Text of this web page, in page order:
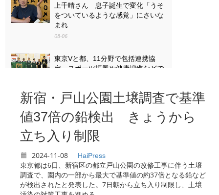
上千晴さん 息子誕生で変化「うそ
をついているような感覚」にさいな
まれ
08-06
東京Vと都、11分野で包括連携協
定 スポーツ振興や健康増進などで
「戦争は失うものが大きすぎる」
八王子・「湯の花トンネル」列車銃
撃の遺族と向き合った13歳の思い
08-06
新宿・戸山公園土壌調査で基準
値37倍の鉛検出 きょうから
立ち入り制限
2024-11-08 HaiPress
東京都は6日、新宿区の都立戸山公園の改修工事に伴う土壌
調査で、園内の一部から最大で基準値の約37倍となる鉛など
が検出されたと発表した。7日朝から立ち入り制限し、土壌